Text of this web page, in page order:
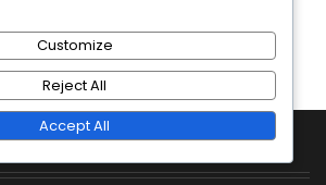
Customize
Reject All
Accept All